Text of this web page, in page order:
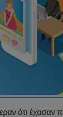
ότι έχασαν